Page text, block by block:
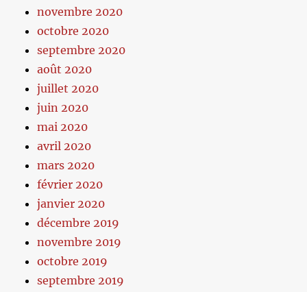
novembre 2020
octobre 2020
septembre 2020
août 2020
juillet 2020
juin 2020
mai 2020
avril 2020
mars 2020
février 2020
janvier 2020
décembre 2019
novembre 2019
octobre 2019
septembre 2019